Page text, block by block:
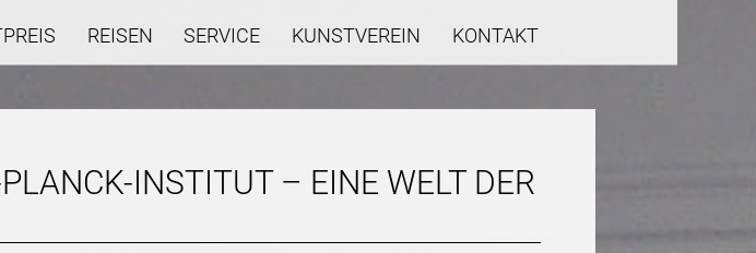
Navigation
überspringen
REISEN SERVICE KUNSTVEREIN KONTAKT
INSTITUT – EINE WELT DER